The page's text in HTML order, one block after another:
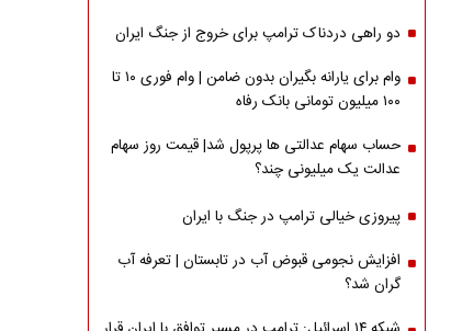
دو راهی دردناک ترامپ برای خروج از جنگ ایران
وام برای یارانه بگیران بدون ضامن | وام فوری ۱۰ تا
۱۰۰ میلیون تومانی بانک رفاه
حساب سهام عدالتی ها پرپول شد| قیمت روز سهام
عدالت یک میلیونی چند؟
پیروزی خیالی ترامپ در جنگ با ایران
افزایش نجومی قبوض آب در تابستان | تعرفه آب
گران شد؟